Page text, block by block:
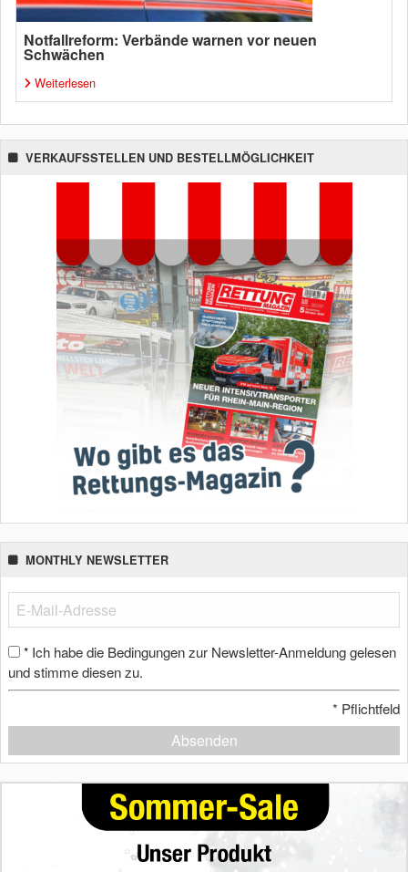
Notfallreform: Verbände warnen vor neuen
Schwächen
Weiterlesen
VERKAUFSSTELLEN UND BESTELLMÖGLICHKEIT
MONTHLY NEWSLETTER
* Ich habe die Bedingungen zur Newsletter-Anmeldung gelesen
und stimme diesen zu.
* Pflichtfeld
Absenden